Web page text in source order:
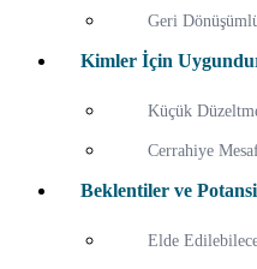
Geri
Kimler İçin
Küçük
Cerrahiye
Beklentiler ve
Elde